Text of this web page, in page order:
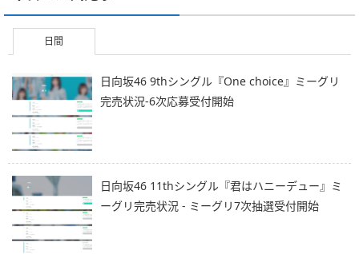
日間
日向坂46 9thシングル『One choice』ミーグリ
完売状況-6次応募受付開始
日向坂46 11thシングル『君はハニーデュー』ミ
ーグリ完売状況 - ミーグリ7次抽選受付開始